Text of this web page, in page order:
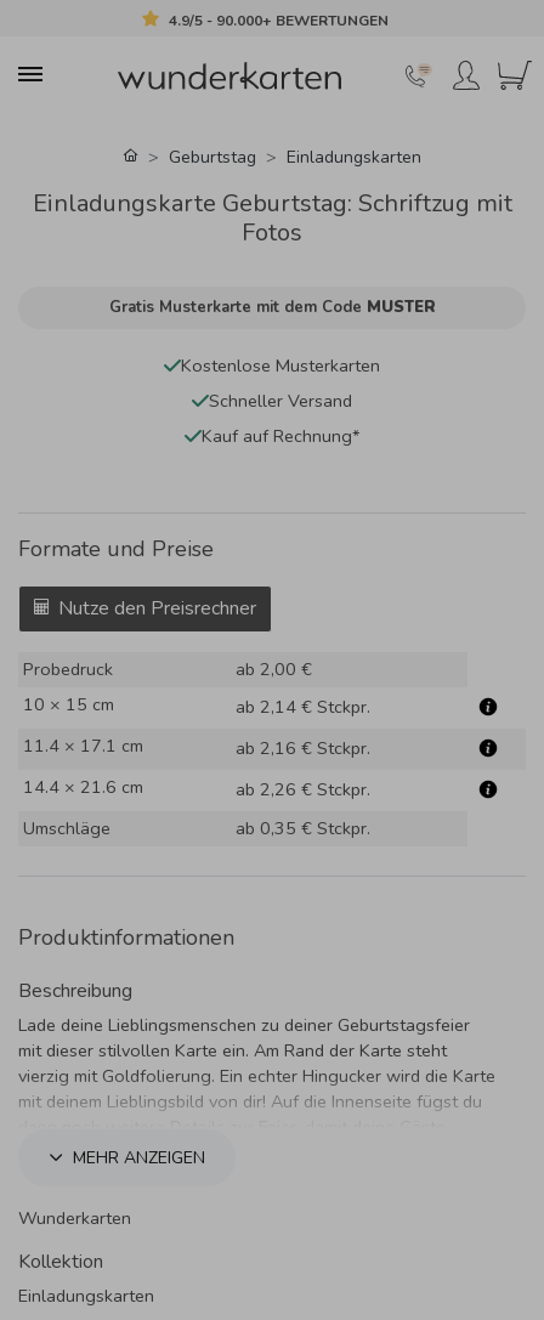
4.9/5 - 90.000+ BEWERTUNGEN
Geburtstag Einladungskarten
Einladungskarte Geburtstag: Schriftzug mit
Fotos
Gratis Musterkarte mit dem Code MUSTER
Kostenlose Musterkarten
Schneller Versand
Kauf auf Rechnung*
Formate und Preise
Nutze den Preisrechner
Probedruck
ab 2,00 €
10 × 15 cm
ab 2,14 € Stckpr.
11.4 × 17.1 cm
ab 2,16 € Stckpr.
14.4 × 21.6 cm
ab 2,26 € Stckpr.
Umschläge
ab 0,35 € Stckpr.
Produktinformationen
Beschreibung
Lade deine Lieblingsmenschen zu deiner Geburtstagsfeier
mit dieser stilvollen Karte ein. Am Rand der Karte steht
vierzig mit Goldfolierung. Ein echter Hingucker wird die Karte
mit deinem Lieblingsbild von dir! Auf die Innenseite fügst du
bestens informiert sind.
MEHR ANZEIGEN
Wunderkarten
Kollektion
Einladungskarten